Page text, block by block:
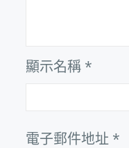
顯示名稱 *
電子郵件地址 *